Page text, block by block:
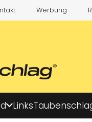
Werbung
Links